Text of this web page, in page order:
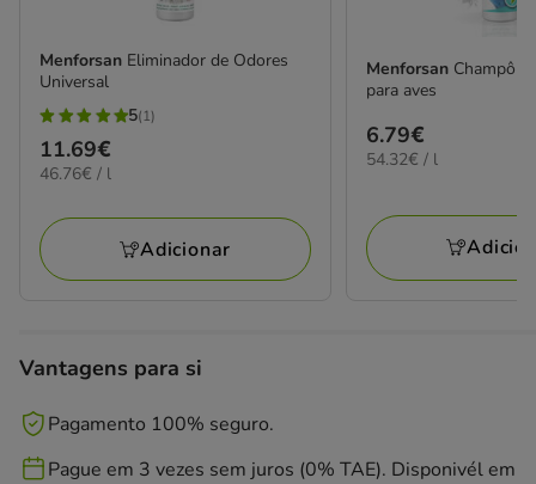
Menforsan Eliminador de Odores
Universal
5
estrelas
com
avaliações
5(1)
Preço
11.69€
11.69€
46.76€
46.76€ / l
Adicionar
Menforsan Champô
para aves
Preço
6.79€
6.79€
54.32€
54.32€ / l
Vantagens para si
Pagamento 100% seguro.
Pague em 3 vezes sem juros (0% TAE). Disponivél em